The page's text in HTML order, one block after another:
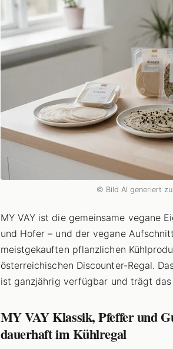
© Bild AI generiert
MY VAY ist die gemeinsame vegane
und Hofer – und der vegane
meistgekauften pflanzlichen
österreichischen Discounter-Regal.
ist ganzjährig verfügbar und trägt das
MY VAY Klassik, Pfeffer und
dauerhaft im Kühlregal